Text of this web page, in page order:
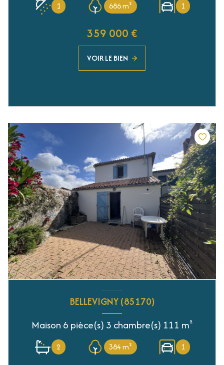
1 686 m² 1
359 000 €
VOIR LE BIEN
BELLEVIGNY (85170)
Maison 6 pièce(s) 3 chambre(s) 111 m²
2 384 m² 1